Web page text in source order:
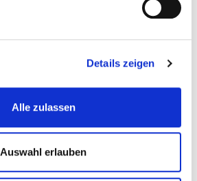
Details zeigen
Alle zulassen
Auswahl erlauben